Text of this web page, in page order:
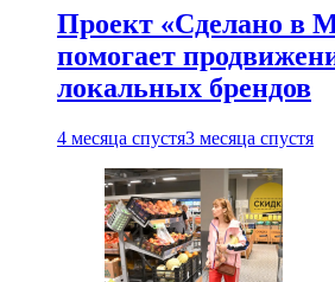
Проект «Сделано в
помогает
локальных брендов
4 месяца спустя3 месяца спустя